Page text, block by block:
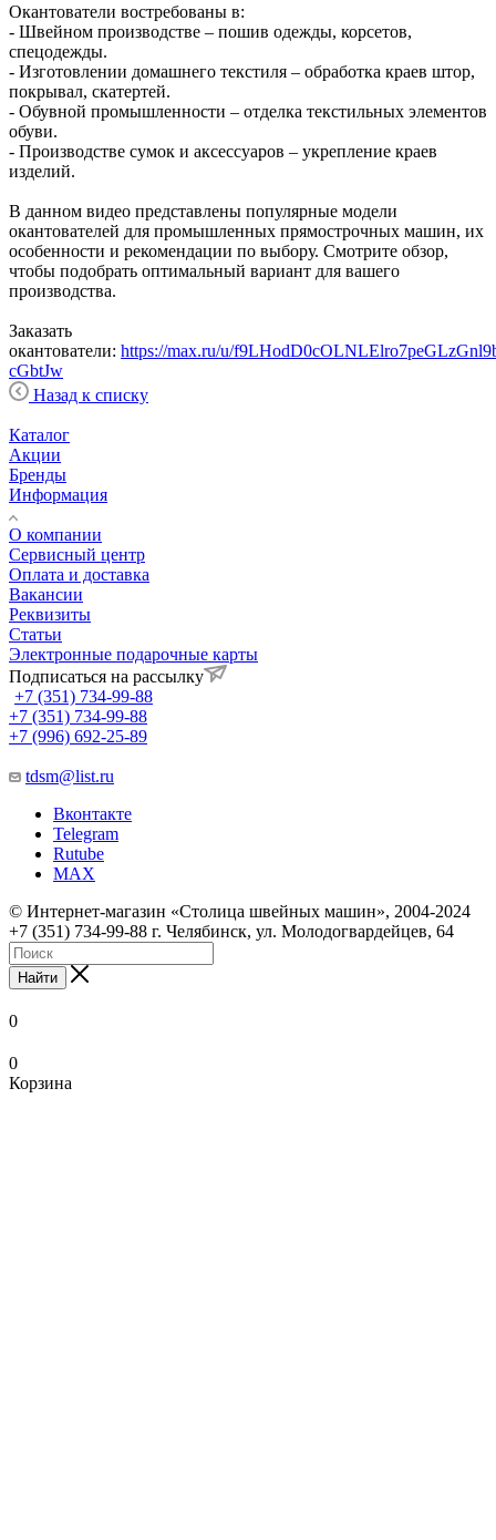
Окантователи востребованы в:
- Швейном производстве – пошив одежды, корсетов,
спецодежды.
- Изготовлении домашнего текстиля – обработка краев штор,
покрывал, скатертей.
- Обувной промышленности – отделка текстильных элементов
обуви.
- Производстве сумок и аксессуаров – укрепление краев
изделий.
В данном видео представлены популярные модели
окантователей для промышленных прямострочных машин, их
особенности и рекомендации по выбору. Смотрите обзор,
чтобы подобрать оптимальный вариант для вашего
производства.
Заказать
окантователи: https://max.ru/u/
cGbtJw
Назад к списку
Каталог
Акции
Бренды
Информация
О компании
Сервисный центр
Оплата и доставка
Вакансии
Реквизиты
Статьи
Электронные подарочные карты
Подписаться на рассылку
+7 (351) 734-99-88
+7 (351) 734-99-88
+7 (996) 692-25-89
tdsm@list.ru
Вконтакте
Telegram
Rutube
MAX
© Интернет-магазин «Столица швейных машин», 2004-2024
+7 (351) 734-99-88 г. Челябинск, ул. Молодогвардейцев, 64
Найти
0
0
Корзина